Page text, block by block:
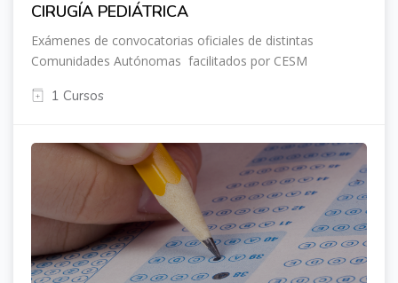
CIRUGÍA PEDIÁTRICA
Exámenes de convocatorias oficiales de distintas
Comunidades Autónomas facilitados por CESM
1 Cursos